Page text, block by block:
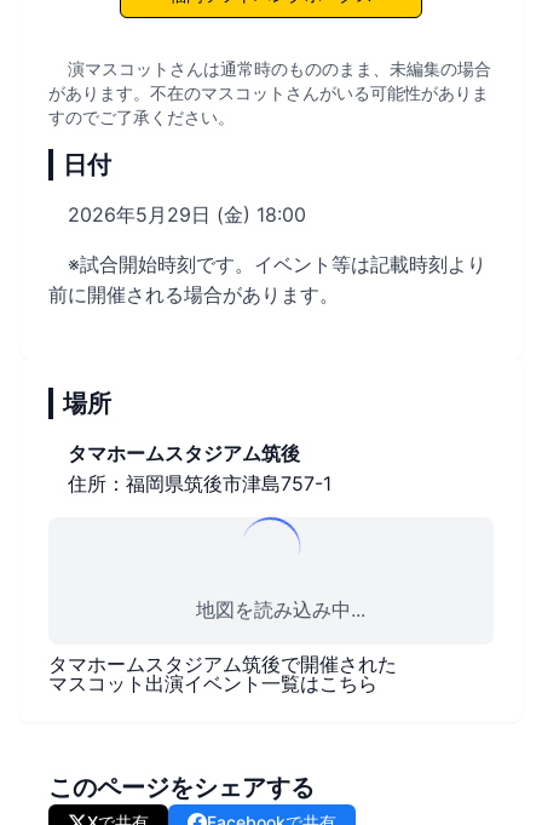
演マスコットさんは通常時のもののまま、未編集の場合
があります。不在のマスコットさんがいる可能性がありま
すのでご了承ください。
日付
2026年5月29日 (金) 18:00
※試合開始時刻です。イベント等は記載時刻より
前に開催される場合があります。
場所
タマホームスタジアム筑後
住所：福岡県筑後市津島757-1
地図を読み込み中...
タマホームスタジアム筑後で開催された
マスコット出演イベント一覧はこちら
このページをシェアする